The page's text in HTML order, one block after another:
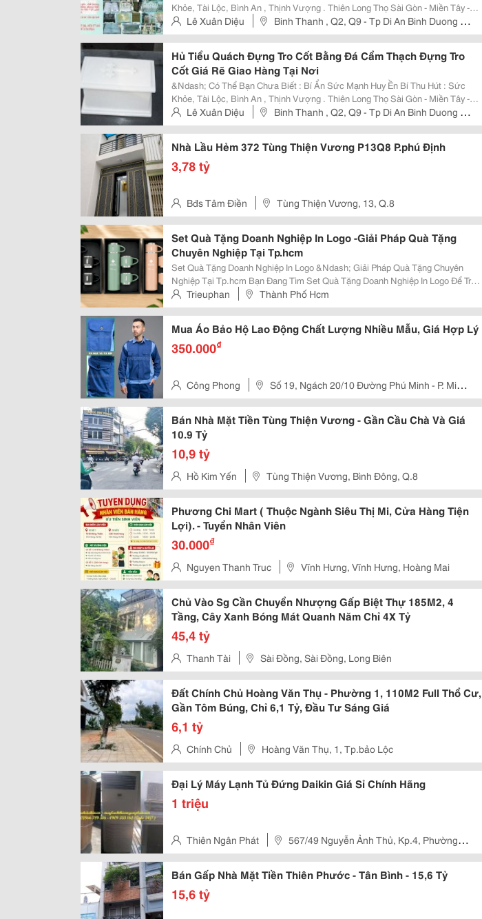
Khỏe, Tài Lộc, Bình An , Thịnh Vượng . Thiên Long Thọ Sài Gòn - Miền Tây -
Giao Tại Nơi, Các Tỉnh Tp Toàn Quốc . - Lh : 0946 193 247 - 0933 675 308
&Ndash; 0978 577 049 -...
Lê Xuân Diệu
Binh Thanh , Q2, Q9 - Tp Di An Binh Duong -
Bien Hoa - Dong Nai.
Hủ Tiểu Quách Đựng Tro Cốt Bằng Đá Cẩm Thạch Đựng Tro
Cốt Giá Rẽ Giao Hàng Tại Nơi
&Ndash; Có Thể Bạn Chưa Biết : Bí Ẩn Sức Mạnh Huy Ền Bí Thu Hút : Sức
Khỏe, Tài Lộc, Bình An , Thịnh Vượng . Thiên Long Thọ Sài Gòn - Miền Tây -
Giao Tại Nơi, Các Tỉnh Tp Toàn Quốc . - Lh : 0946 193 247 - 0933 675 308
&Ndash; 0978 577 049 -...
Lê Xuân Diệu
Binh Thanh , Q2, Q9 - Tp Di An Binh Duong -
Bien Hoa - Dong Nai.
Nhà Lầu Hẻm 372 Tùng Thiện Vương P13Q8 P.phú Định
3,78 tỷ
Bđs Tâm Điền Tùng Thiện Vương, 13, Q.8
Set Quà Tặng Doanh Nghiệp In Logo -Giải Pháp Quà Tặng
Chuyên Nghiệp Tại Tp.hcm
Set Quà Tặng Doanh Nghiệp In Logo &Ndash; Giải Pháp Quà Tặng Chuyên
Nghiệp Tại Tp.hcm Bạn Đang Tìm Set Quà Tặng Doanh Nghiệp In Logo Để Tri
Ân Khách Hàng, Đối Tác Hoặc Nhân Viên? Quà Tặng Thiên Thần Chuyên Cung
Cấp Các Bộ Quà Tặng Cao Cấp Gồm...
Trieuphan Thành Phố Hcm
Mua Áo Bảo Hộ Lao Động Chất Lượng Nhiều Mẫu, Giá Hợp Lý
350.000₫
Công Phong
Số 19, Ngách 20/10 Đường Phú Minh - P. Minh
Khai - Q
Bán Nhà Mặt Tiền Tùng Thiện Vương - Gần Cầu Chà Và Giá
10.9 Tỷ
10,9 tỷ
Hồ Kim Yến Tùng Thiện Vương, Bình Đông, Q.8
Phương Chi Mart ( Thuộc Ngành Siêu Thị Mi, Cửa Hàng Tiện
Lợi). - Tuyển Nhân Viên
30.000₫
Nguyen Thanh Truc Vĩnh Hưng, Vĩnh Hưng, Hoàng Mai
Chủ Vào Sg Cần Chuyển Nhượng Gấp Biệt Thự 185M2, 4
Tầng, Cây Xanh Bóng Mát Quanh Năm Chỉ 4X Tỷ
45,4 tỷ
Thanh Tài Sài Đồng, Sài Đồng, Long Biên
Đất Chính Chủ Hoàng Văn Thụ - Phường 1, 110M2 Full Thổ Cư,
Gần Tôm Búng, Chỉ 6,1 Tỷ, Đầu Tư Sáng Giá
6,1 tỷ
Chính Chủ Hoàng Văn Thụ, 1, Tp.bảo Lộc
Đại Lý Máy Lạnh Tủ Đứng Daikin Giá Sỉ Chính Hãng
1 triệu
Thiên Ngân Phát
567/49 Nguyễn Ảnh Thủ, Kp.4, Phường
Hiệp Thành, Quận 12, Tp.hcm
Bán Gấp Nhà Mặt Tiền Thiên Phước - Tân Bình - 15,6 Tỷ
15,6 tỷ